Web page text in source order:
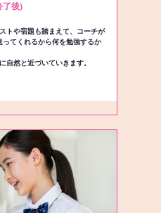
了後)
トや宿題も踏まえて、コーチが
てくれるから何を勉強するか
自然と近づいていきます。